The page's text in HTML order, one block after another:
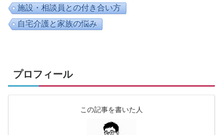
施設・相談員との付き合い方
自宅介護と家族の悩み
プロフィール
この記事を書いた人